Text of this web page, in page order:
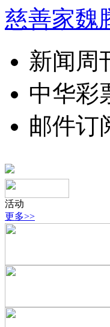
慈善家魏
新闻周
中华彩
邮件订
活动
更多>>